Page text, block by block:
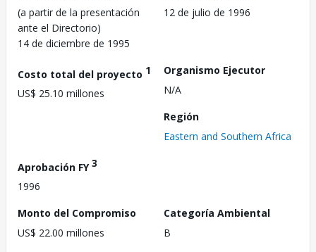
(a partir de la presentación
ante el Directorio)
14 de diciembre de 1995
12 de julio de 1996
Costo total del proyecto 1
US$ 25.10 millones
Organismo Ejecutor
N/A
Región
Eastern and Southern Africa
Aprobación FY3
1996
Monto del Compromiso
US$ 22.00 millones
Categoría Ambiental
B